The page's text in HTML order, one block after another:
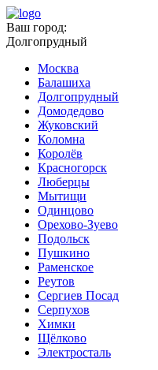
Ваш город:
Долгопрудный
Москва
Балашиха
Долгопрудный
Домодедово
Жуковский
Коломна
Королёв
Красногорск
Люберцы
Мытищи
Одинцово
Орехово-Зуево
Подольск
Пушкино
Раменское
Реутов
Сергиев Посад
Серпухов
Химки
Щёлково
Электросталь